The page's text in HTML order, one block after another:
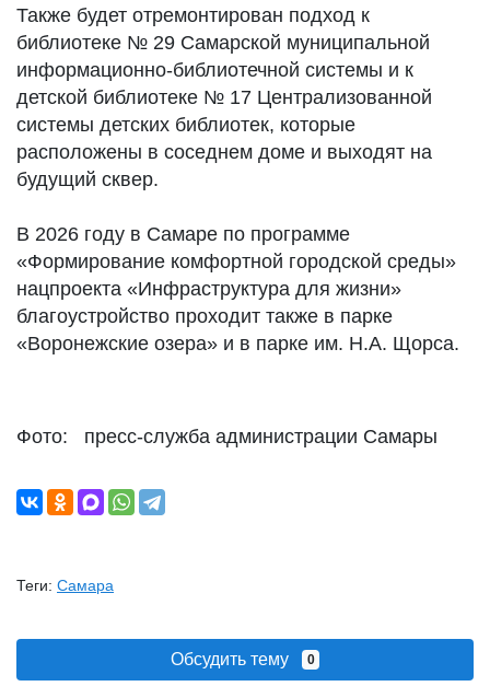
Также будет отремонтирован подход к
библиотеке № 29 Самарской муниципальной
информационно-библиотечной системы и к
детской библиотеке № 17 Централизованной
системы детских библиотек, которые
расположены в соседнем доме и выходят на
будущий сквер.
В 2026 году в Самаре по программе
«Формирование комфортной городской среды»
нацпроекта «Инфраструктура для жизни»
благоустройство проходит также в парке
«Воронежские озера» и в парке им. Н.А. Щорса.
Фото: пресс-служба администрации Самары
Теги: Самара
Обсудить тему 0